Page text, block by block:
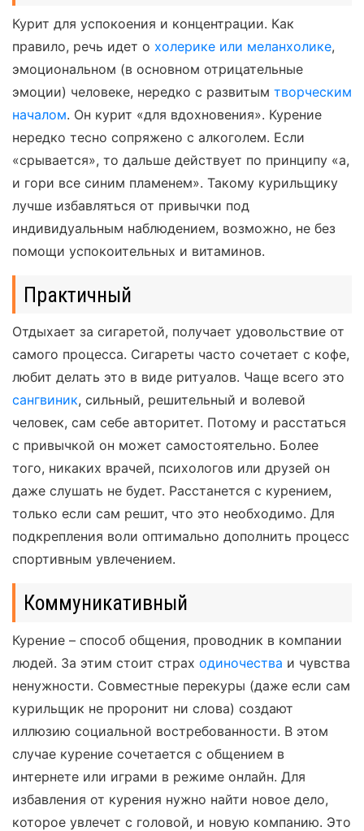
Курит для успокоения и концентрации. Как
правило, речь идет о холерике или меланхолике,
эмоциональном (в основном отрицательные
эмоции) человеке, нередко с развитым творческим
началом. Он курит «для вдохновения». Курение
нередко тесно сопряжено с алкоголем. Если
«срывается», то дальше действует по принципу «а,
и гори все синим пламенем». Такому курильщику
лучше избавляться от привычки под
индивидуальным наблюдением, возможно, не без
помощи успокоительных и витаминов.
Практичный
Отдыхает за сигаретой, получает удовольствие от
самого процесса. Сигареты часто сочетает с кофе,
любит делать это в виде ритуалов. Чаще всего это
сангвиник, сильный, решительный и волевой
человек, сам себе авторитет. Потому и расстаться
с привычкой он может самостоятельно. Более
того, никаких врачей, психологов или друзей он
даже слушать не будет. Расстанется с курением,
только если сам решит, что это необходимо. Для
подкрепления воли оптимально дополнить процесс
спортивным увлечением.
Коммуникативный
Курение – способ общения, проводник в компании
людей. За этим стоит страх одиночества и чувства
ненужности. Совместные перекуры (даже если сам
курильщик не проронит ни слова) создают
иллюзию социальной востребованности. В этом
случае курение сочетается с общением в
интернете или играми в режиме онлайн. Для
избавления от курения нужно найти новое дело,
которое увлечет с головой, и новую компанию. Это